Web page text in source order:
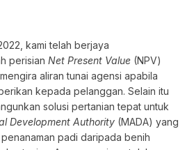
kami telah berjaya
perisian Net Present Value (NPV)
aliran tunai agensi apabila
kepada pelanggan. Selain itu
solusi pertanian tepat untuk
Development Authority (MADA) yang
padi daripada benih